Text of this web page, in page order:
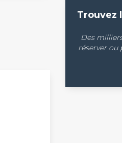
Trouvez
Des
réserver ou